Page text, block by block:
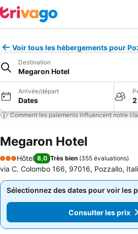
Voir tous les hébergements pour
Destination
Megaron Hotel
Arrivée/départ
Dates
Comment les paiements influencent notre
Megaron Hotel
3 Étoiles
Hôtel 8,0 Très bien (355 évaluations)
via C. Colombo 166, 97016, Pozzallo,
Sélectionnez des dates pour voir les
Consulter les prix
Sélectionnez des dates pour voir les
Consulter les prix